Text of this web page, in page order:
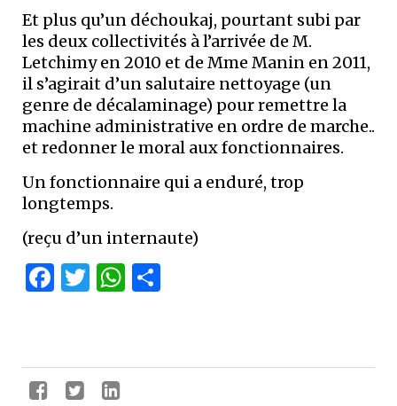
Et plus qu’un déchoukaj, pourtant subi par
les deux collectivités à l’arrivée de M.
Letchimy en 2010 et de Mme Manin en 2011,
il s’agirait d’un salutaire nettoyage (un
genre de décalaminage) pour remettre la
machine administrative en ordre de marche..
et redonner le moral aux fonctionnaires.
Un fonctionnaire qui a enduré, trop
longtemps.
(reçu d’un internaute)
Facebook
Twitter
WhatsApp